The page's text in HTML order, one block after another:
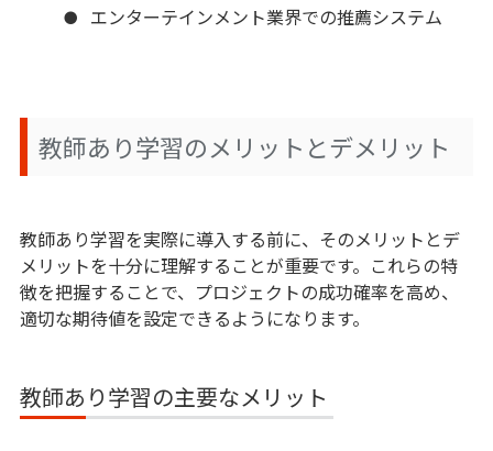
エンターテインメント業界での推薦システム
教師あり学習のメリットとデメリット
教師あり学習を実際に導入する前に、そのメリットとデ
メリットを十分に理解することが重要です。これらの特
徴を把握することで、プロジェクトの成功確率を高め、
適切な期待値を設定できるようになります。
教師あり学習の主要なメリット